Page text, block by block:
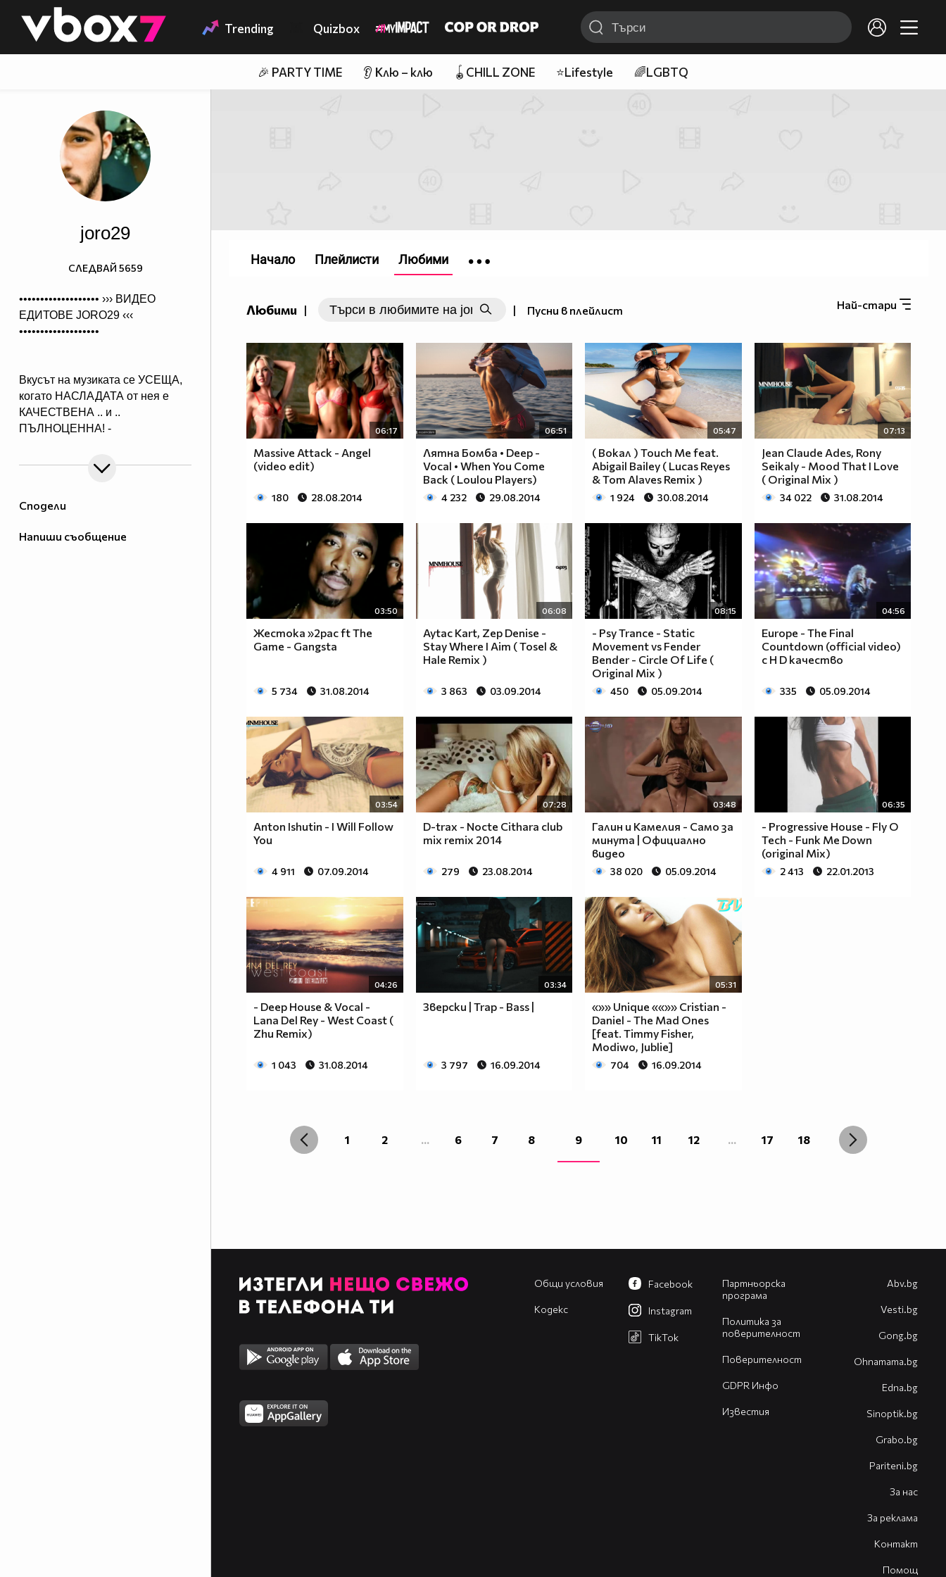
👾 Trending Quizbox
🎉 PARTY TIME 👂 Клю – клю 🪀CHILL ZONE ⭐Lifestyle 🌈LGBTQ
Сподели
Напиши съобщение
joro29
••••••••••••••••••• ››› ВИДЕО
ЕДИТОВЕ JORO29 ‹‹‹
•••••••••••••••••••
Вкусът на музиката се УСЕЩА,
когато НАСЛАДАТА от нея е
КАЧЕСТВЕНА .. и ..
ПЪЛНОЦЕННА! -
( ако желаеш да получиш нещо,
което ще слушаш с удоволствие
СЛЕДВАЙ 5659
Любими | | Пусни в плейлист Най-стари
06:17
Massive Attack - Angel
(video edit)
180 28.08.2014
06:51
Лятна Бомба • Deep -
Vocal • When You Come
Back ( Loulou Players)
4 232 29.08.2014
05:47
( Вокал ) Touch Me feat.
Abigail Bailey ( Lucas Reyes
& Tom Alaves Remix )
1 924 30.08.2014
07:13
Jean Claude Ades, Rony
Seikaly - Mood That I Love
( Original Mix )
34 022 31.08.2014
03:50
Жестока »2pac ft The
Game - Gangsta
5 734 31.08.2014
06:08
Aytac Kart, Zep Denise -
Stay Where I Aim ( Tosel &
Hale Remix )
3 863 03.09.2014
08:15
- Psy Trance - Static
Movement vs Fender
Bender - Circle Of Life (
Original Mix )
450 05.09.2014
04:56
Europe - The Final
Countdown (official video)
с H D качество
335 05.09.2014
03:54
Anton Ishutin - I Will Follow
You
4 911 07.09.2014
07:28
D-trax - Nocte Cithara club
mix remix 2014
279 23.08.2014
03:48
Галин и Камелия - Само за
минута | Официално
видео
38 020 05.09.2014
06:35
- Progressive House - Fly O
Tech - Funk Me Down
(original Mix)
2 413 22.01.2013
04:26
- Deep House & Vocal -
Lana Del Rey - West Coast (
Zhu Remix)
1 043 31.08.2014
03:34
Зверски | Trap - Bass |
3 797 16.09.2014
05:31
«»» Unique ««»» Cristian -
Daniel - The Mad Ones
[feat. Timmy Fisher,
Modiwo, Jublie]
704 16.09.2014
1 2 ... 6 7 8 9 10 11 12 ... 17 18
Начало Плейлисти Любими
Общи условия
Кодекс
Партньорска
програма
Политика за
поверителност
Поверителност
GDPR Инфо
Известия
Facebook
Instagram
TikTok
Abv.bg
Vesti.bg
Gong.bg
Оhnamama.bg
Edna.bg
Sinoptik.bg
Grabo.bg
Pariteni.bg
За нас
За реклама
Контакт
Помощ